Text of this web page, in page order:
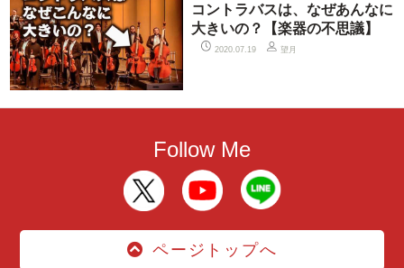
コントラバスは、なぜあんなに
大きいの？【楽器の不思議】
2020.07.19 望月
Follow Me
ページトップへ